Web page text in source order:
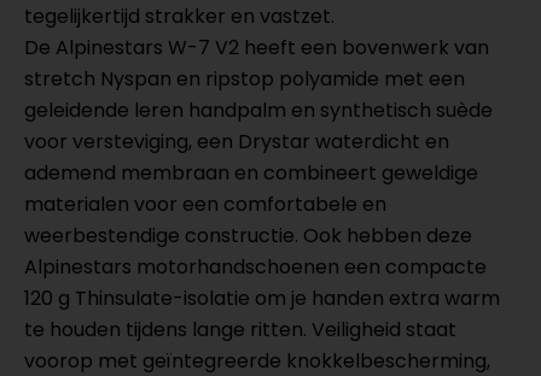
tegelijkertijd strakker en vastzet.
De Alpinestars W-7 V2 heeft een bovenwerk van
stretch Nyspan en ripstop polyamide met een
geleidende leren handpalm en synthetisch suède
voor versteviging, een Drystar waterdicht en
ademend membraan en combineert geweldige
materialen voor een comfortabele en
weerbestendige constructie. Ook hebben deze
Alpinestars motorhandschoenen een compacte
120 g Thinsulate-isolatie om je handen extra warm
te houden tijdens lange ritten. Veiligheid staat
voorop met geïntegreerde knokkelbescherming,